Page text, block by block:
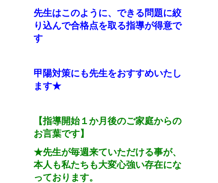
先生はこのよう に、できる問題に絞
り込んで合格点を取る指導が得意で
す
甲陽対策にも先生をおすすめいたし
ます★
【指導開始１か月後のご家庭からの
お言葉です】
★先生が毎週来ていただける事が、
本人も私たちも大変心強い存在にな
っております。